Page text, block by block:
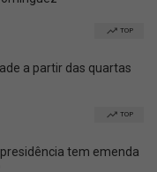
TOP
a partir das quartas
TOP
tem emenda